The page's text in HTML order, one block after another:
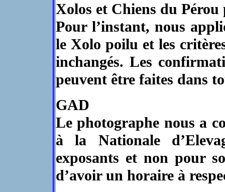
Xolos et Chiens du Pérou
Pour l’instant, nous
le Xolo poilu et les
inchangés. Les
peuvent être faites dans
GAD
Le photographe nous a
à la Nationale
exposants et non pour
d’avoir un horaire à